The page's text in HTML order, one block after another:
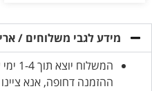
מידע לגבי משלוחים /
ההזמנה דחופה, אנא